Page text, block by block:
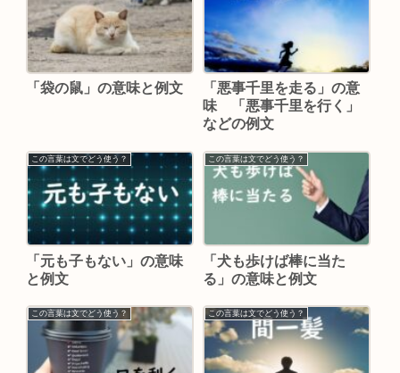
「袋の鼠」の意味と例文
「悪事千里を走る」の意
味 「悪事千里を行く」
などの例文
この言葉は文でどう使う？
「元も子もない」の意味
と例文
この言葉は文でどう使う？
「犬も歩けば棒に当た
る」の意味と例文
この言葉は文でどう使う？ この言葉は文でどう使う？